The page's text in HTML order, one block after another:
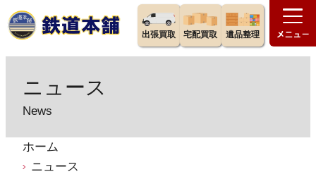
出張買取 宅配買取 遺品整理
ニュース
News
ホーム
ニュース